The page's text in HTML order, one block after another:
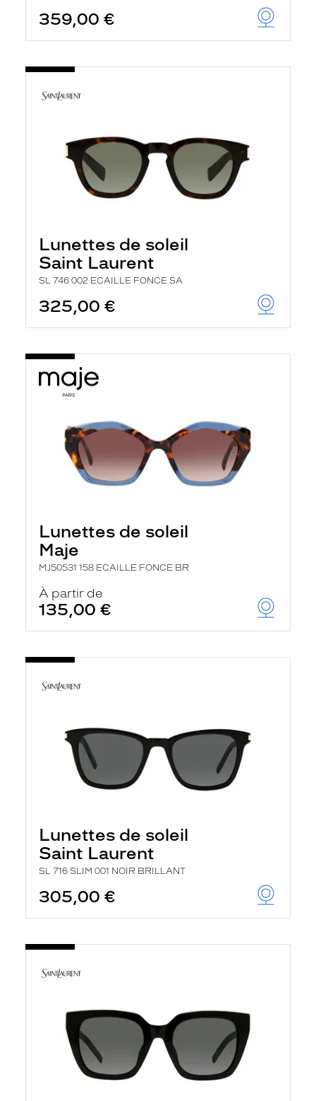
359,00 €
Lunettes de soleil
Saint Laurent
SL 746 002 ECAILLE FONCE SA
325,00 €
Lunettes de soleil
Maje
MJ50531 158 ECAILLE FONCE BR
À partir de
135,00 €
Lunettes de soleil
Saint Laurent
SL 716 SLIM 001 NOIR BRILLANT
305,00 €